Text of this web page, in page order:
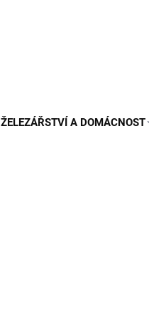
ŽELEZÁŘSTVÍ A DOMÁCNOST